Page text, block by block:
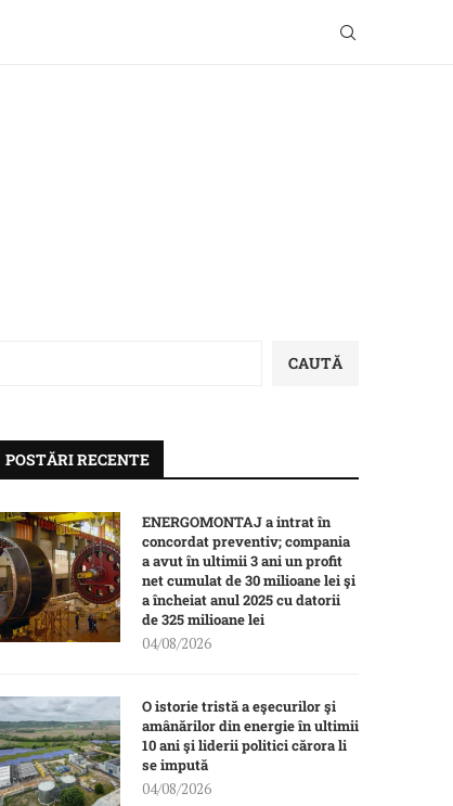
CAUTĂ
POSTĂRI RECENTE
ENERGOMONTAJ a intrat în
concordat preventiv; compania
a avut în ultimii 3 ani un profit
net cumulat de 30 milioane lei şi
a încheiat anul 2025 cu datorii
de 325 milioane lei
04/08/2026
O istorie tristă a eşecurilor şi
amânărilor din energie în ultimii
10 ani şi liderii politici cărora li
se impută
04/08/2026